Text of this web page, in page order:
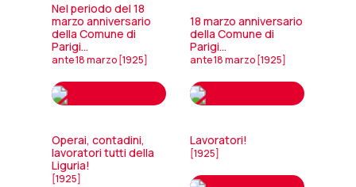
Nel periodo del 18
marzo anniversario
della Comune di
Parigi...
ante 18 marzo [1925]
18 marzo anniversario
della Comune di
Parigi...
ante 18 marzo [1925]
Operai, contadini,
lavoratori tutti della
Liguria!
[1925]
Lavoratori!
[1925]